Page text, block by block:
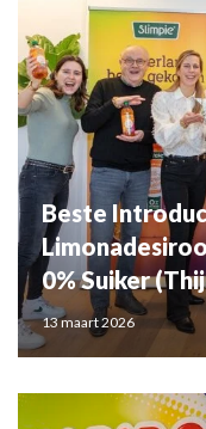
Beste
0% Suiker
13 maart 2026